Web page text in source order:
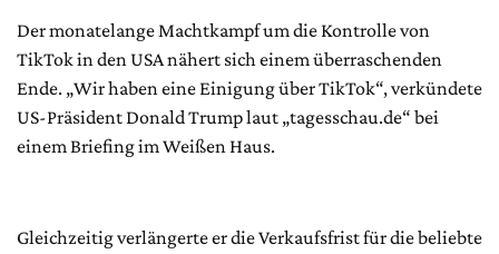
Der monatelange Machtkampf um die Kontrolle von
TikTok in den USA nähert sich einem überraschenden
Ende. „Wir haben eine Einigung über TikTok“, verkündete
US-Präsident Donald Trump laut „tagesschau.de“ bei
einem Briefing im Weißen Haus.
Gleichzeitig verlängerte er die Verkaufsfrist für die beliebte